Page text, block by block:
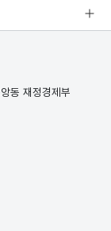
동 재정경제부